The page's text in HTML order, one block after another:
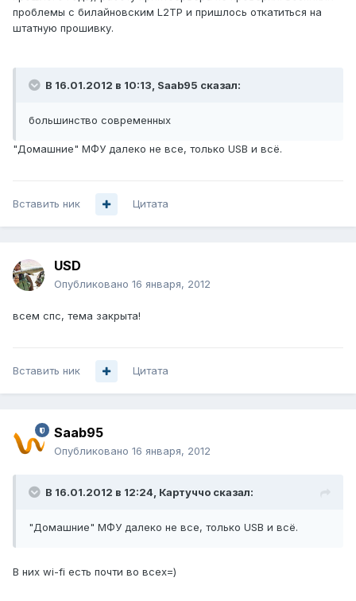
проблемы с билайновским L2TP и пришлось откатиться на
штатную прошивку.
В 16.01.2012 в 10:13, Saab95 сказал:
большинство современных
"Домашние" МФУ далеко не все, только USB и всё.
Вставить ник Цитата
USD
Опубликовано 16 января, 2012
всем спс, тема закрыта!
Вставить ник Цитата
Saab95
Опубликовано 16 января, 2012
В 16.01.2012 в 12:24, Картуччо сказал:
"Домашние" МФУ далеко не все, только USB и всё.
В них wi-fi есть почти во всех=)